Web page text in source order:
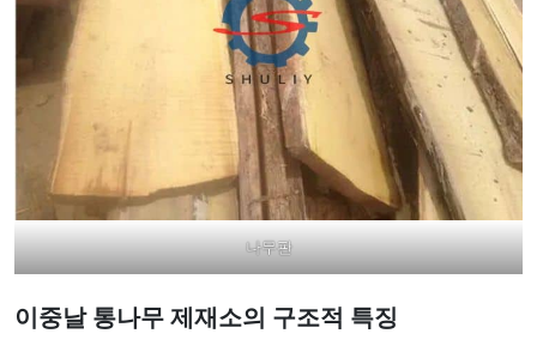
나무판
이중날 통나무 제재소의 구조적 특징